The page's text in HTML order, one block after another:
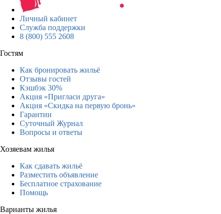
Личный кабинет
Служба поддержки
8 (800) 555 2608
Гостям
Как бронировать жильё
Отзывы гостей
Кэшбэк 30%
Акция «Пригласи друга»
Акция «Скидка на первую бронь»
Гарантии
Суточный Журнал
Вопросы и ответы
Хозяевам жилья
Как сдавать жильё
Разместить объявление
Бесплатное страхование
Помощь
Варианты жилья